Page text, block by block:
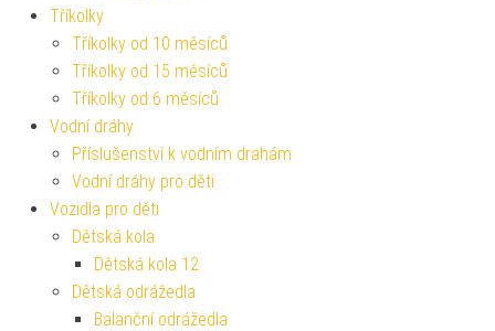
Tříkolky
Tříkolky od 10 měsíců
Tříkolky od 15 měsíců
Tříkolky od 6 měsíců
Vodní dráhy
Příslušenství k vodním drahám
Vodní dráhy pro děti
Vozidla pro děti
Dětská kola
Dětská kola 12
Dětská odrážedla
Balanční odrážedla